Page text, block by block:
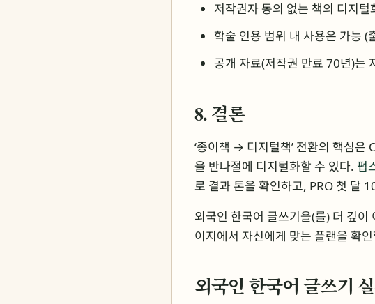
저작권자 동의 없는 책의 디지털
학술 인용 범위 내 사용은 가능 (
공개 자료(저작권 만료 70년)는
8. 결론
‘종이책 → 디지털책’ 전환의 핵심은
을 반나절에 디지털화할 수 있다. 펍
로 결과 톤을 확인하고, PRO 첫 달
외국인 한국어 글쓰기을(를) 더 깊이
이지에서 자신에게 맞는 플랜을 확
외국인 한국어 글쓰기